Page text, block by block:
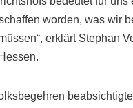
worden, was wir
erklärt Stephan